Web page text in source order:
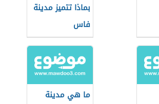
بماذا تتميز مدينة
فاس
ما هي مدينة